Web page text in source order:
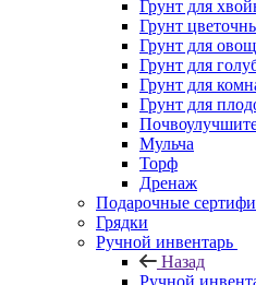
Грунт для
Грунт
Грунт для
Грунт для
Грунт для
Грунт для
Мульча
Торф
Дренаж
Подарочные
Грядки
Ручной инвентарь
Назад
Ручной